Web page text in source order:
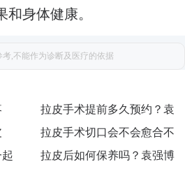
身体健康。
,不能作为诊断及医疗的依据
拉皮手术提前多久预约？袁
强博士|医生|如何预约|出诊
地点|执业医院|主要在哪
拉皮手术切口会不会愈合不
好？袁强博士|医生|在哪出
拉皮后如何保养吗？袁强博